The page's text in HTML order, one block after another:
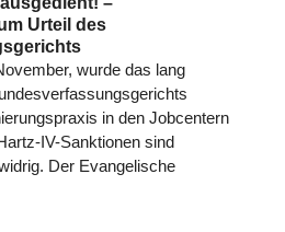
Urteil des
wurde das lang
in den Jobcentern
IV-Sanktionen sind
Der Evangelische